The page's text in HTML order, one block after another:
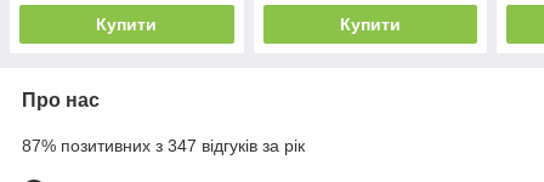
Купити Купити
Про нас
87% позитивних з 347 відгуків за рік